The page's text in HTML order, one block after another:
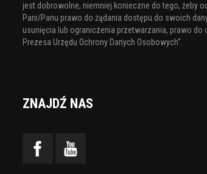
jest dobrowolne, niemniej konieczne do tego, żeby
Pani/Panu prawo do żądania dostępu do swoich
usunięcia lub ograniczenia przetwarzania, prawo
Prezesa Urzędu Ochrony Danych Osobowych".
ZNAJDŹ NAS